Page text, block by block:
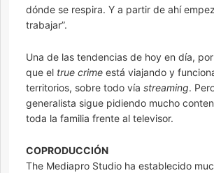
dónde se respira. Y a partir de ahí
trabajar”.
Una de las tendencias de hoy en día,
que el true crime está viajando y
territorios, sobre todo vía streaming.
generalista sigue pidiendo mucho
toda la familia frente al televisor.
COPRODUCCIÓN
The Mediapro Studio ha establecido